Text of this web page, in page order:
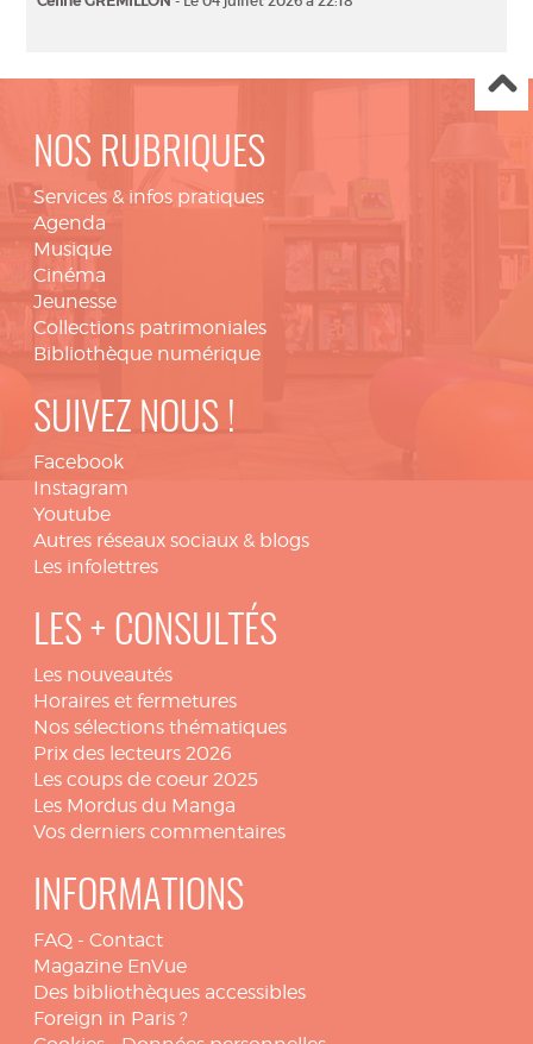
NOS RUBRIQUES
Services & infos pratiques
Agenda
Musique
Cinéma
Jeunesse
Collections patrimoniales
Bibliothèque numérique
SUIVEZ NOUS !
Facebook
Instagram
Youtube
Autres réseaux sociaux & blogs
Les infolettres
LES + CONSULTÉS
Les nouveautés
Horaires et fermetures
Nos sélections thématiques
Prix des lecteurs 2026
Les coups de coeur 2025
Les Mordus du Manga
Vos derniers commentaires
INFORMATIONS
FAQ - Contact
Magazine EnVue
Des bibliothèques accessibles
Foreign in Paris ?